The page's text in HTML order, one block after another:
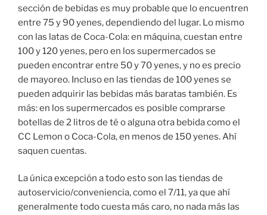
sección de bebidas es muy probable que lo encuentren
entre 75 y 90 yenes, dependiendo del lugar. Lo mismo
con las latas de Coca-Cola: en máquina, cuestan entre
100 y 120 yenes, pero en los supermercados se
pueden encontrar entre 50 y 70 yenes, y no es precio
de mayoreo. Incluso en las tiendas de 100 yenes se
pueden adquirir las bebidas más baratas también. Es
más: en los supermercados es posible comprarse
botellas de 2 litros de té o alguna otra bebida como el
CC Lemon o Coca-Cola, en menos de 150 yenes. Ahí
saquen cuentas.
La única excepción a todo esto son las tiendas de
autoservicio/conveniencia, como el 7/11, ya que ahí
generalmente todo cuesta más caro, no nada más las